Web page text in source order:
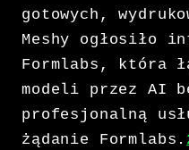
gotowych,
Meshy ogłosiło
Formlabs, która
modeli przez AI
profesjonalną
żądanie Formlabs.